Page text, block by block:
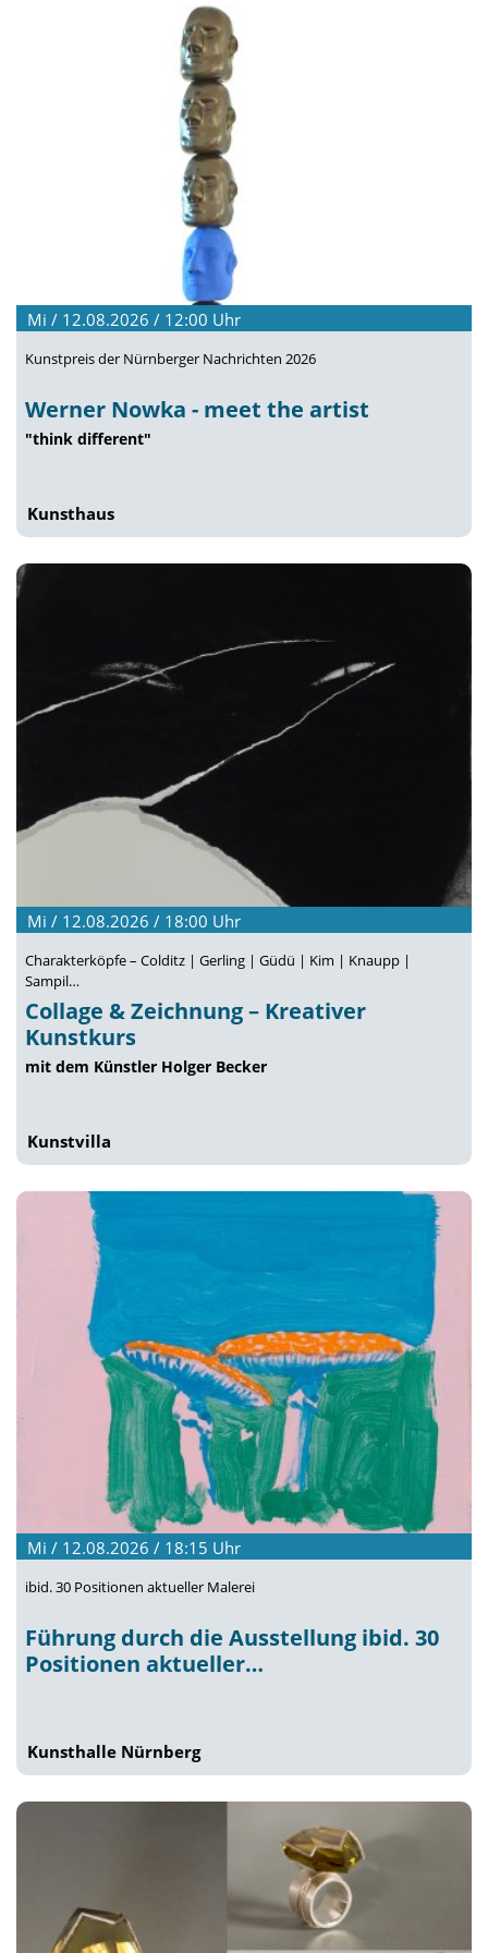
Mi / 12.08.2026 / 12:00 Uhr
Kunstpreis der Nürnberger Nachrichten 2026
Werner Nowka - meet the artist
"think different"
Kunsthaus
Mi / 12.08.2026 / 18:00 Uhr
Charakterköpfe – Colditz | Gerling | Güdü | Kim | Knaupp |
Sampil…
Collage & Zeichnung – Kreativer
Kunstkurs
mit dem Künstler Holger Becker
Kunstvilla
Mi / 12.08.2026 / 18:15 Uhr
ibid. 30 Positionen aktueller Malerei
Führung durch die Ausstellung ibid. 30
Positionen aktueller…
Kunsthalle Nürnberg